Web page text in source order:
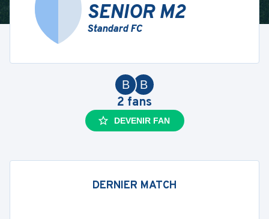
SENIOR M2
Standard FC
B
B
2 fans
DEVENIR FAN
DERNIER MATCH